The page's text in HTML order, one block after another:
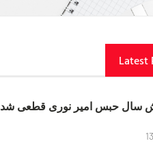
Latest
حبس امیر نوری قطعی شد